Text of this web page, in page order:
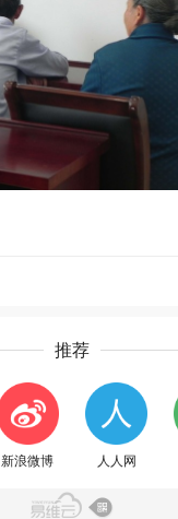
推荐
新浪微博 人人网